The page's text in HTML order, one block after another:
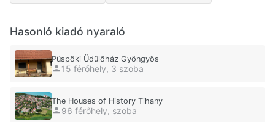
Hasonló kiadó nyaraló
Püspöki Üdülőház Gyöngyös
15 férőhely, 3 szoba
The Houses of History Tihany
96 férőhely, szoba